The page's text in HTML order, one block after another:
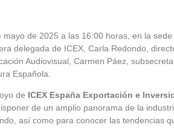
de 2025 a las 16:00 horas, en la
delegada de ICEX, Carla Redondo,
Audiovisual, Carmen Páez,
Española.
de ICEX España Exportación e
de un amplio panorama de la
así como para conocer las tendencias